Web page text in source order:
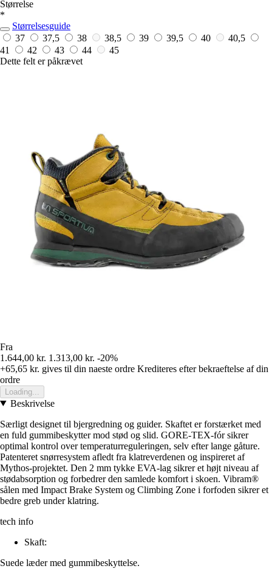
Størrelse
*
Størrelsesguide
37
37,5 38 38,5 39 39,5 40
40,5
41
42 43 44
45
Dette felt er påkrævet
Fra
1.644,00 kr. 1.313,00 kr. -20%
+65,65 kr. gives til din naeste ordre Krediteres efter bekraeftelse af din
ordre
Loading...
Beskrivelse
Særligt designet til bjergredning og guider. Skaftet er forstærket med
en fuld gummibeskytter mod stød og slid. GORE-TEX-fór sikrer
optimal kontrol over temperaturreguleringen, selv efter lange gåture.
Patenteret snørresystem afledt fra klatreverdenen og inspireret af
Mythos-projektet. Den 2 mm tykke EVA-lag sikrer et højt niveau af
stødabsorption og forbedrer den samlede komfort i skoen. Vibram®
sålen med Impact Brake System og Climbing Zone i forfoden sikrer et
bedre greb under klatring.
tech info
Skaft:
Suede læder med gummibeskyttelse.